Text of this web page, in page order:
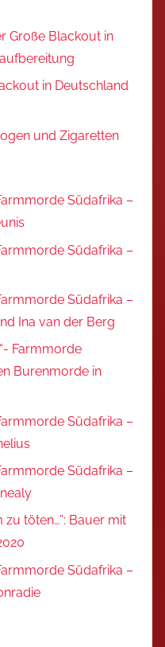
Große Blackout in
in Deutschland
und Zigaretten
Südafrika –
Südafrika –
Südafrika –
Ina van der Berg
Farmmorde
Burenmorde in
Südafrika –
Südafrika –
zu töten…”: Bauer mit
Südafrika –